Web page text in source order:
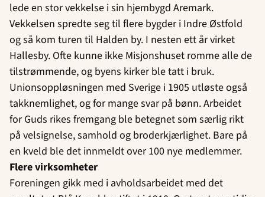
lede en stor vekkelse i sin hjembygd Aremark.
Vekkelsen spredte seg til flere bygder i Indre Østfold
og så kom turen til Halden by. I nesten ett år virket
Hallesby. Ofte kunne ikke Misjonshuset romme alle de
tilstrømmende, og byens kirker ble tatt i bruk.
Unionsoppløsningen med Sverige i 1905 utløste også
takknemlighet, og for mange svar på bønn. Arbeidet
for Guds rikes fremgang ble betegnet som særlig rikt
på velsignelse, samhold og broderkjærlighet. Bare på
en kveld ble det innmeldt over 100 nye medlemmer.
Flere virksomheter
Foreningen gikk med i avholdsarbeidet med det